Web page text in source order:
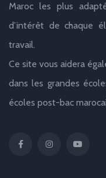
Maroc les plus
d’intérêt de chaque
travail.
Ce site vous aidera
dans les grandes
écoles post-bac